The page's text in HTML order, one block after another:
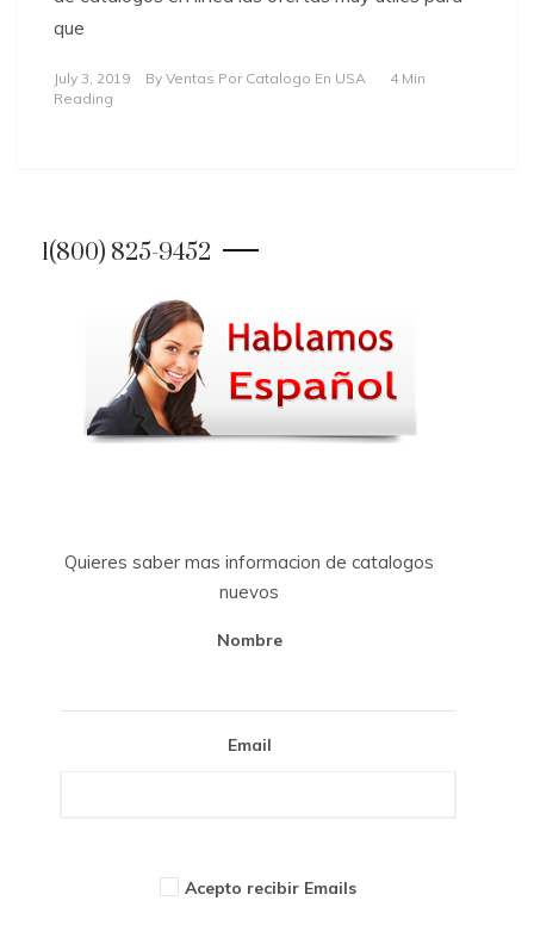
que
July 3, 2019 By Ventas Por Catalogo En USA
4 Min
Reading
1(800) 825-9452
Quieres saber mas informacion de catalogos
nuevos
Nombre
Email
Acepto recibir Emails